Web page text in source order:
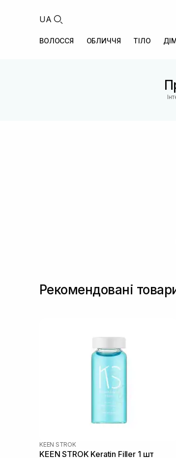
UA
ВОЛОССЯ ОБЛИЧЧЯ ТІЛО
Рекомендовані
KEEN STROK
KEEN STROK Keratin Filler 1 шт